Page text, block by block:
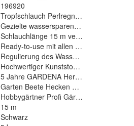
196920
Tropfschlauch Perlregner
Gezielte wassersparende Bewässerung
Schlauchlänge 15 m verlängerbar bis
Ready-to-use mit allen GARDENA
Regulierung des Wasserdurchflusses
Hochwertiger Kunststoff Made in
5 Jahre GARDENA Herstellergarantie
Garten Beete Hecken Gemüsegarten
Hobbygärtner Profi Gärtner
15 m
Schwarz